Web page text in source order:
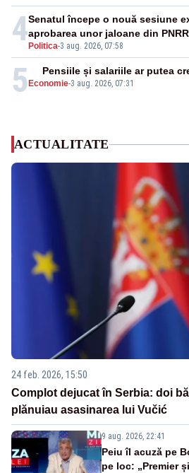
4 Politica-3 aug. 2026, 07:58
Senatul începe o nouă sesiune
aprobarea unor jaloane din PNRR
5 Economie-3 aug. 2026, 07:31
Pensiile și salariile ar putea
ACTUALITATE
24 feb. 2026, 15:50
Complot dejucat în Serbia: doi
plănuiau asasinarea lui Vučić
9 aug. 2026, 22:41
Peiu îl acuză pe
pe loc: „Premier